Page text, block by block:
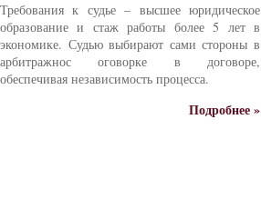
Требования к судье – высшее юридическое
образование и стаж работы более 5 лет в
экономике. Судью выбирают сами стороны в
арбитражнос оговорке в договоре,
обеспечивая независимость процесса.
Подробнее »